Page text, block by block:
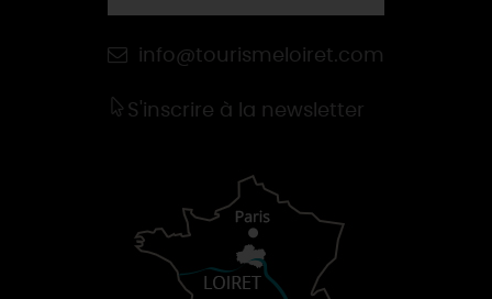
info@tourismeloiret.com
S'inscrire à la newsletter